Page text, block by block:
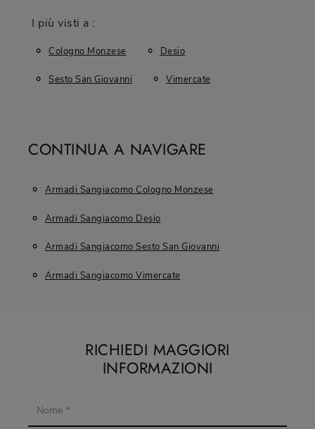
I più visti a :
Cologno Monzese Desio
Sesto San Giovanni Vimercate
CONTINUA A NAVIGARE
Armadi Sangiacomo Cologno Monzese
Armadi Sangiacomo Desio
Armadi Sangiacomo Sesto San Giovanni
Armadi Sangiacomo Vimercate
RICHIEDI MAGGIORI
INFORMAZIONI